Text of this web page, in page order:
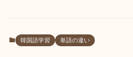
韓国語学習 単語の違い